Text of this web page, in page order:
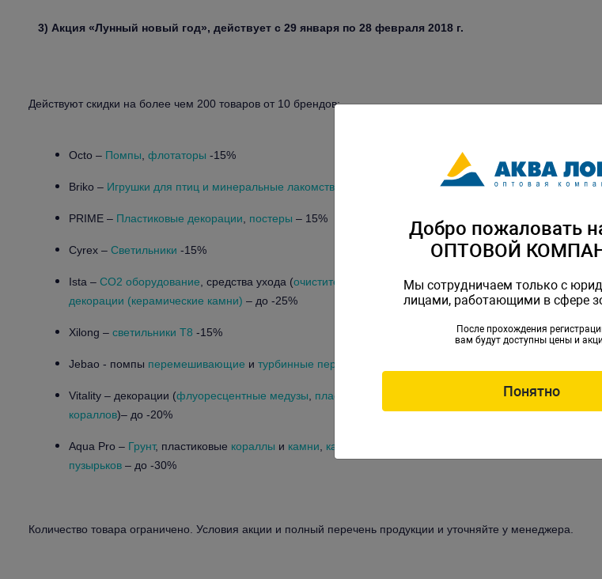
3) Акция «Лунный новый год», действует с 29 января по 28 февраля 2018 г.
Действуют скидки на более чем 200 товаров от 10 брендов:
Octo – Помпы флотаторы -15%
Briko – Игрушки для птиц и минеральные лакомства
PRIME – Пластиковые декорации постеры – 15%
Cyrex – Светильники -15%
Ista – CO2 оборудование , средства ухода (очиститель скребки),нагреватели и
декорации (керамические камни) – до -25%
Xilong – светильники T8 -15%
Jebao - помпы перемешивающие и турбинные перемешивающие
Vitality – декорации (флуоресцентные медузы пластиковые камни
композиции из
кораллов)– до -20%
Aqua Pro – Грунт, пластиковые кораллы и камни камни-кормушки для рептилий
пузырьков – до -30%
Количество товара ограничено. Условия акции и полный перечень продукции и уточняйте у менеджера.
Добро пожаловать
ОПТОВОЙ
Мы сотрудничаем только с
лицами, работающими в сфере
После прохождения
вам будут доступны цены и
Понятно